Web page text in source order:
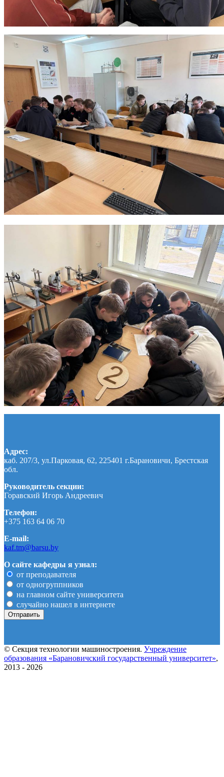
Адрес:
каб. 207/3, ул.Парковая, 62, 225401 г.Барановичи, Брестская
обл.
Руководитель секции:
Горавский Игорь Андреевич
Телефон:
+375 163 64 06 70
E-mail:
kaf.tm@barsu.by
О сайте кафедры я узнал:
от преподавателя
от одногруппников
на главном сайте университета
случайно нашел в интернете
© Секция технологии машиностроения. Учреждение
образования «Барановичский государственный университет»,
2013 - 2026